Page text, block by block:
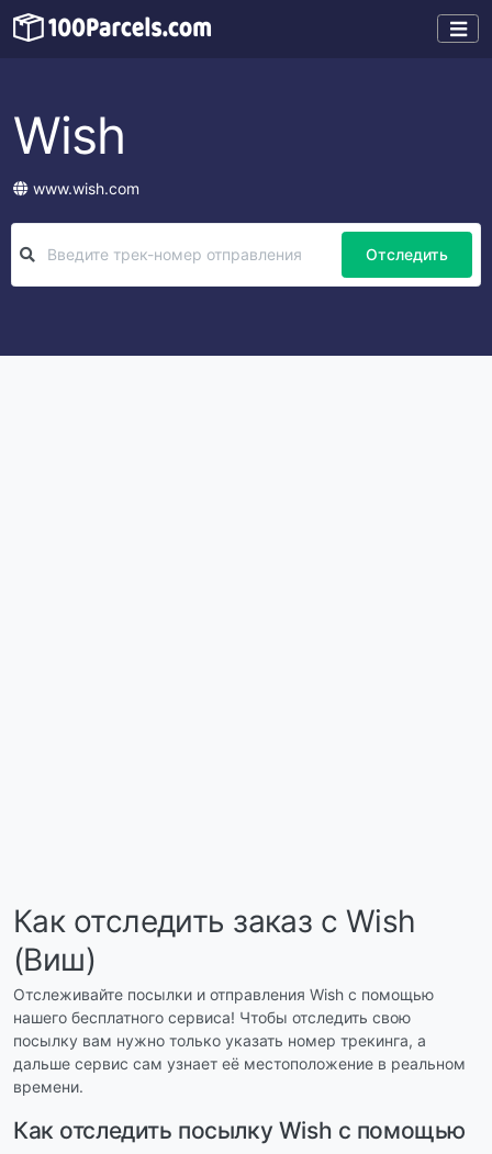
Wish
www.wish.com
Отследить
Как отследить заказ с Wish
(Виш)
Отслеживайте посылки и отправления Wish с помощью
нашего бесплатного сервиса! Чтобы отследить свою
посылку вам нужно только указать номер трекинга, а
дальше сервис сам узнает её местоположение в реальном
времени.
Как отследить посылку Wish с помощью